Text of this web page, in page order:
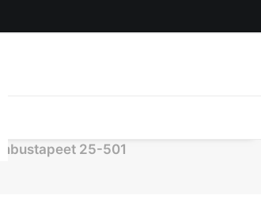
25-501